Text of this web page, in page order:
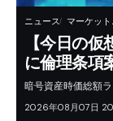
ニュース マーケッ
【今日の
に倫理条項
暗号資産時価総額
2026年08月07日